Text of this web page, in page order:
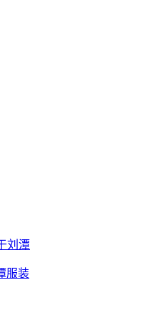
刘潭
服装